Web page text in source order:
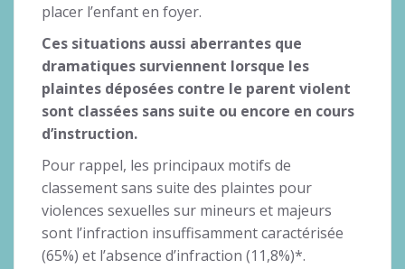
placer l’enfant en foyer.
Ces situations aussi aberrantes que
dramatiques surviennent lorsque les
plaintes déposées contre le parent violent
sont classées sans suite ou encore en cours
d’instruction.
Pour rappel, les principaux motifs de
classement sans suite des plaintes pour
violences sexuelles sur mineurs et majeurs
sont l’infraction insuffisamment caractérisée
(65%) et l’absence d’infraction (11,8%)*.